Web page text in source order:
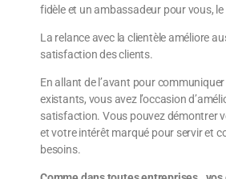
fidèle et un ambassadeur pour vous, le
La relance avec la clientèle améliore
satisfaction des clients.
En allant de l’avant pour
existants, vous avez l’occasion
satisfaction. Vous pouvez démontrer
et votre intérêt marqué pour servir et
besoins.